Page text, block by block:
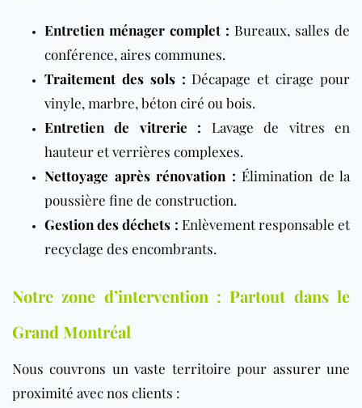
Entretien ménager complet : Bureaux, salles de
conférence, aires communes.
Traitement des sols: Décapage et cirage pour
vinyle, marbre, béton ciré ou bois.
Entretien de vitrerie : Lavage de vitres en
hauteur et verrières complexes.
Nettoyage après rénovation : Élimination de la
poussière fine de construction.
Gestion des déchets : Enlèvement responsable et
recyclage des encombrants.
Notre zone d’intervention : Partout dans le
Grand Montréal
Nous couvrons un vaste territoire pour assurer une
proximité avec nos clients :